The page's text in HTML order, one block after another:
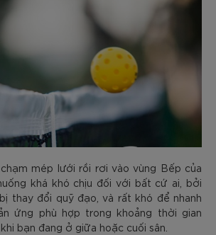
chạm mép lưới rồi rơi vào vùng Bếp của
khá khó chịu đối với bất cứ ai, bởi
thay đổi quỹ đạo, và rất khó để nhanh
ứng phù hợp trong khoảng thời gian
bạn đang ở giữa hoặc cuối sân.